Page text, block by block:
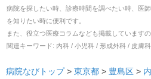
病院を探したい時、診療時間を調べたい時、医
を知りたい時に便利です。
また、役立つ医療コラムなども掲載しています
関連キーワード: 内科 / 小児科 / 形成外科 / 皮膚
病院なびトップ> 東京都 > 豊島区 >